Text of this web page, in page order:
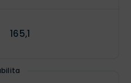
165,1